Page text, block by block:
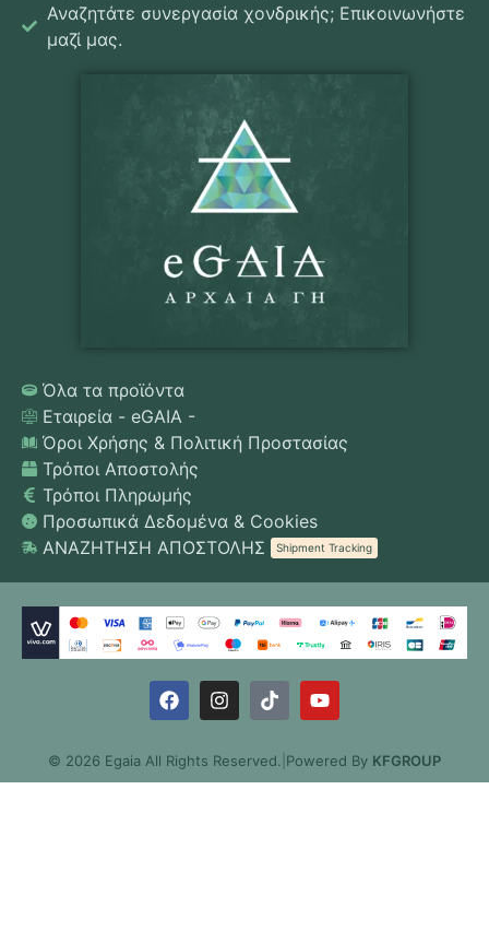
Αναζητάτε συνεργασία χονδρικής; Επικοινωνήστε
μαζί μας.
Όλα τα προϊόντα
Εταιρεία - eGAIA -
Όροι Χρήσης & Πολιτική Προστασίας
Τρόποι Αποστολής
Τρόποι Πληρωμής
Προσωπικά Δεδομένα & Cookies
ΑΝΑΖΗΤΗΣΗ ΑΠΟΣΤΟΛΗΣ
Shipment Tracking
© 2026 Egaia All Rights Reserved. Powered By KFGROUP